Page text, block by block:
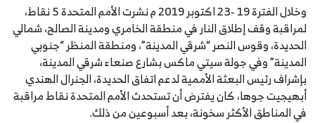
وخلال الفترة 19 -23 اكتوبر 2019 م نشرت الأمم المتحدة 5 نقاط،
لمراقبة وقف إطلاق النار في منطقة الخامري ومدينة الصالح، شمالي
الحديدة، وقوس النصر “شرقي المدينة”، ‎ومنطقة المنظر “جنوبي
المدينة” وفي جولة سيتي ماكس بشارع صنعاء شرقي المدينة،
بإشراف رئيس البعثة الأممية لدعم اتفاق الحديدة، الجنرال الهندي
أبهيجيت جوها، كان يفترض أن تستحدث الأمم المتحدة نقاط مراقبة
في المناطق الأكثر سخونة، بعد أسبوعين من ذلك.